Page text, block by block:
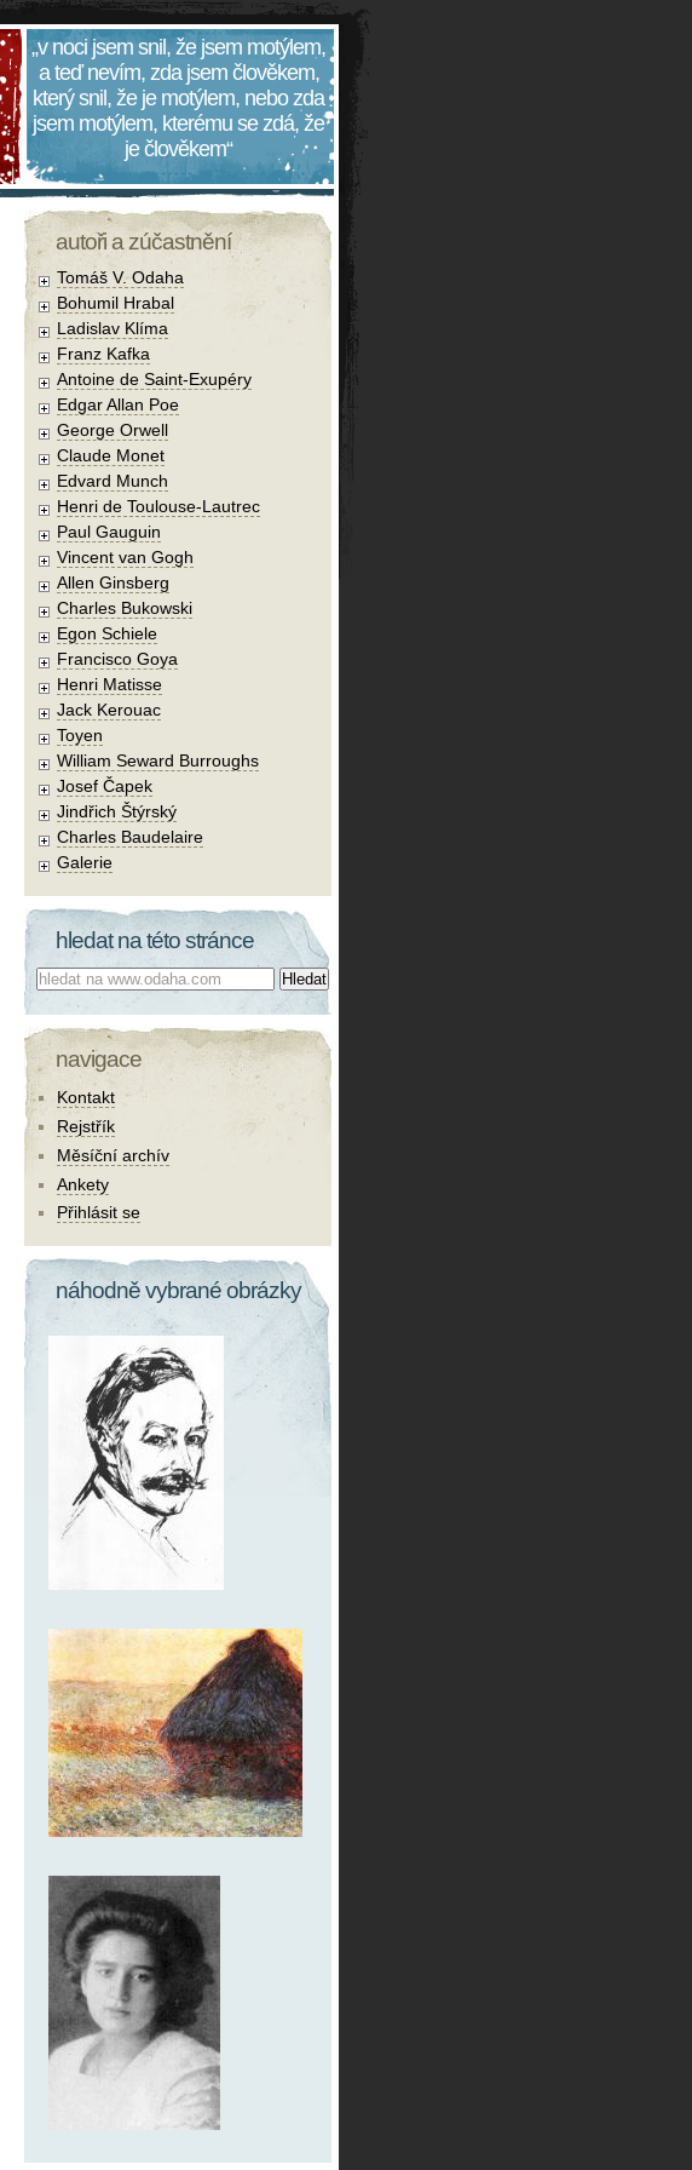
„v noci jsem snil, že jsem motýlem,
a teď nevím, zda jsem člověkem,
který snil, že je motýlem, nebo zda
jsem motýlem, kterému se zdá, že
je člověkem“
autoři a zúčastnění
Tomáš V. Odaha
Bohumil Hrabal
Ladislav Klíma
Franz Kafka
Antoine de Saint-Exupéry
Edgar Allan Poe
George Orwell
Claude Monet
Edvard Munch
Henri de Toulouse-Lautrec
Paul Gauguin
Vincent van Gogh
Allen Ginsberg
Charles Bukowski
Egon Schiele
Francisco Goya
Henri Matisse
Jack Kerouac
Toyen
William Seward Burroughs
Josef Čapek
Jindřich Štýrský
Charles Baudelaire
Galerie
hledat na této stránce
Co hledat:
navigace
Kontakt
Rejstřík
Měsíční archív
Ankety
Přihlásit se
náhodně vybrané obrázky